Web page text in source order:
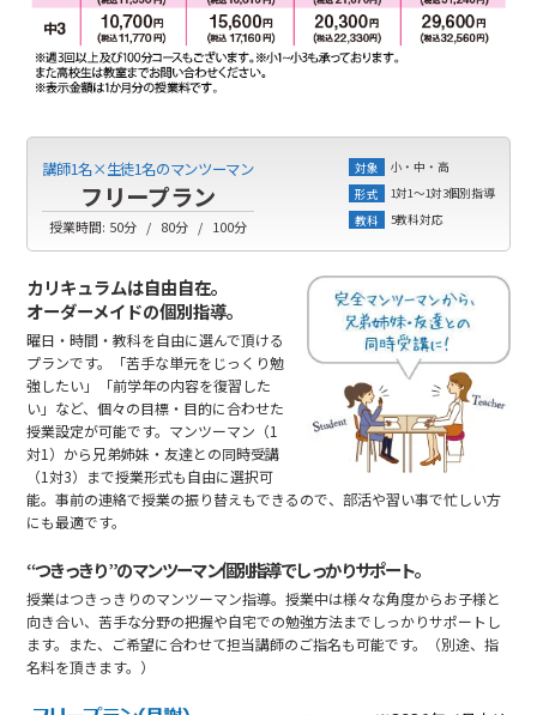
講師1名×生徒1名のマンツーマン
フリープラン
授業時間: 50分 80分 100分
対象
小・中・高
形式
1対1～1対3個別指導
教科
5教科対応
カリキュラムは自由自在。
オーダーメイドの個別指導。
曜日・時間・教科を自由に選んで頂ける
プランです。「苦手な単元をじっくり勉
強したい」「前学年の内容を復習した
い」など、個々の目標・目的に合わせた
授業設定が可能です。マンツーマン（1
対1）から兄弟姉妹・友達との同時受講
（1対3）まで授業形式も自由に選択可
能。事前の連絡で授業の振り替えもできるので、部活や習い事で忙しい方
にも最適です。
“つきっきり”のマンツーマン個別指導でしっかりサポート。
授業はつきっきりのマンツーマン指導。授業中は様々な角度からお子様と
向き合い、苦手な分野の把握や自宅での勉強方法までしっかりサポートし
ます。また、ご希望に合わせて担当講師のご指名も可能です。（別途、指
名料を頂きます。）